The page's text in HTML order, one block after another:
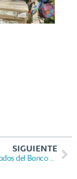
SIGUIENTE
Somos aliados del Banco de Alimentos de Bogotá